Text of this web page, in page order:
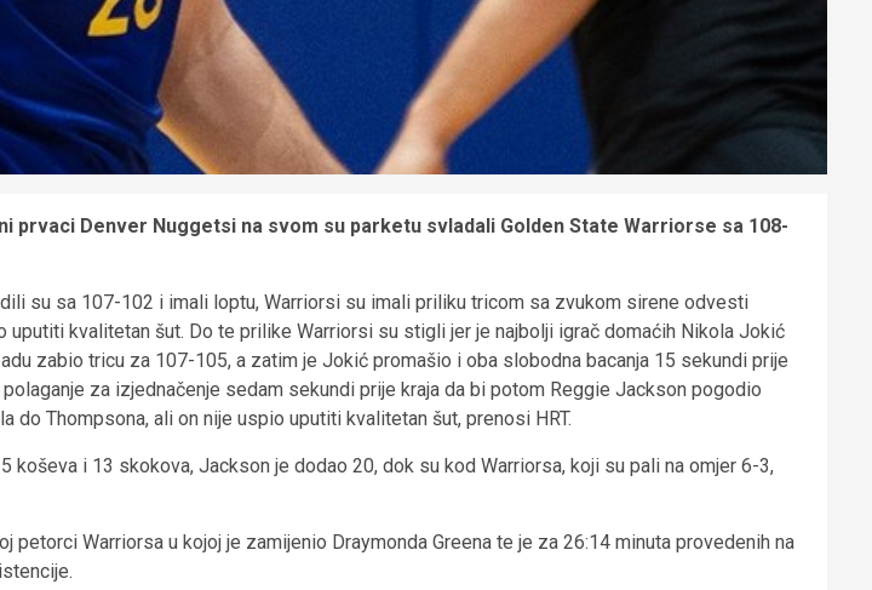
prvaci Denver Nuggetsi na svom su parketu svladali Golden State Warriorse sa 108-
su sa 107-102 i imali loptu, Warriorsi su imali priliku tricom sa zvukom sirene odvesti
kvalitetan šut. Do te prilike Warriorsi su stigli jer je najbolji igrač domaćih Nikola Jokić
zabio tricu za 107-105, a zatim je Jokić promašio i oba slobodna bacanja 15 sekundi prije
za izjednačenje sedam sekundi prije kraja da bi potom Reggie Jackson pogodio
Thompsona, ali on nije uspio uputiti kvalitetan šut, prenosi HRT.
i 13 skokova, Jackson je dodao 20, dok su kod Warriorsa, koji su pali na omjer 6-3,
Warriorsa u kojoj je zamijenio Draymonda Greena te je za 26:14 minuta provedenih na